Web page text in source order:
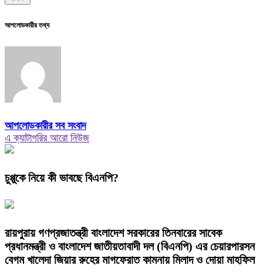
আপলোডকারীর তথ্য
আপলোডকারীর সব সংবাদ
এ ক্যাটাগরির আরো নিউজ
চুপ্পুকে নিয়ে কী ভাবছে বিএনপি?
রায়পুরায় গণপ্রজাতন্ত্রী বাংলাদেশ সরকারের তিনবারের সাবেক
প্রধানমন্ত্রী ও বাংলাদেশ জাতীয়তাবাদী দল (বিএনপি) এর চেয়ারপারসন
বেগম খালেদা জিয়ার রুহের মাগফেরাত কামনায় মিলাদ ও দোয়া মাহফিল